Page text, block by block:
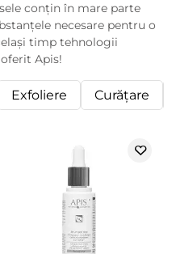
conțin în mare parte
necesare pentru o
timp tehnologii
Apis!
Exfoliere Curăţare